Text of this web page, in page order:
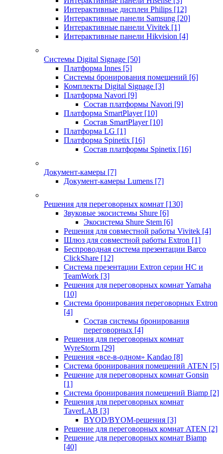
Интерактивные дисплеи Philips [12]
Интерактивные панели Samsung [20]
Интерактивные панели Vivitek [1]
Интерактивные панели Hikvision [4]
Системы Digital Signage [50]
Платформа Innes [5]
Системы бронирования помещений [6]
Комплекты Digital Signage [3]
Платформа Navori [9]
Состав платформы Navori [9]
Платформа SmartPlayer [10]
Состав SmartPlayer [10]
Платформа LG [1]
Платформа Spinetix [16]
Состав платформы Spinetix [16]
Документ-камеры [7]
Документ-камеры Lumens [7]
Решения для переговорных комнат [130]
Звуковые экосистемы Shure [6]
Экосистема Shure Stem [6]
Решения для совместной работы Vivitek [4]
Шлюз для совместной работы Extron [1]
Беспроводная система презентации Barco
ClickShare [12]
Система презентации Extron серии HC и
TeamWork [3]
Решения для переговорных комнат Yamaha
[10]
Система бронирования переговорных Extron
[4]
Состав системы бронирования
переговорных [4]
Решения для переговорных комнат
WyreStorm [29]
Решения «все-в-одном» Kandao [8]
Система бронирования помещений ATEN [5]
Решение для переговорных комнат Gonsin
[1]
Система бронирования помещений Biamp [2]
Решения для переговорных комнат
TaverLAB [3]
BYOD/BYOM-решения [3]
Решение для переговорных комнат ATEN [2]
Решение для переговорных комнат Biamp
[40]